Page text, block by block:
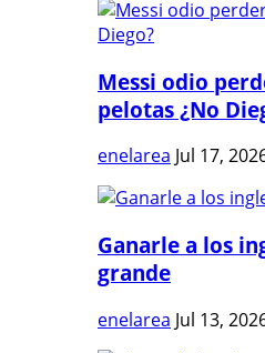
Messi odio
pelotas ¿No
enelarea Jul 17,
Ganarle a los
grande
enelarea Jul 13,